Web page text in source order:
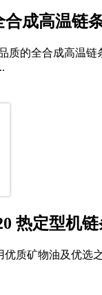
合成高温链
质的全合成高温
热定型机
优质矿物油及优